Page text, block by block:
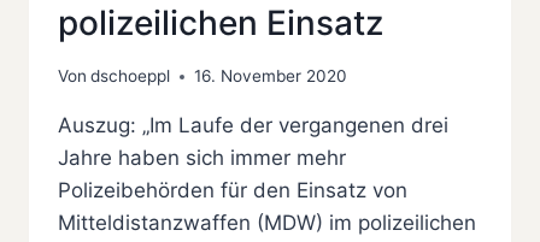
polizeilichen Einsatz
Von dschoeppl 16. November 2020
Auszug: „Im Laufe der vergangenen drei
Jahre haben sich immer mehr
Polizeibehörden für den Einsatz von
Mitteldistanzwaffen (MDW) im polizeilichen